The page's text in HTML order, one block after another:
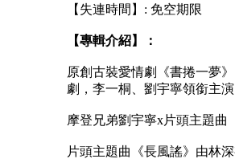
【失連時間】: 免空期限
【專輯介紹】：
原創古裝愛情劇《書捲一夢
劇，李一桐、劉宇寧領銜主
摩登兄弟劉宇寧x片頭主題曲
片頭主題曲《長風謠》由林